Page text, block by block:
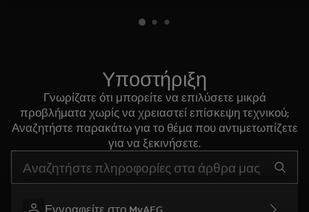
Υποστήριξη
Γνωρίζατε ότι μπορείτε να επιλύσετε μικρά
προβλήματα χωρίς να χρειαστεί επίσκεψη τεχνικού;
Αναζητήστε παρακάτω για το θέμα που αντιμετωπίζετε
για να ξεκινήσετε.
Εγγραφείτε στο MyAEG